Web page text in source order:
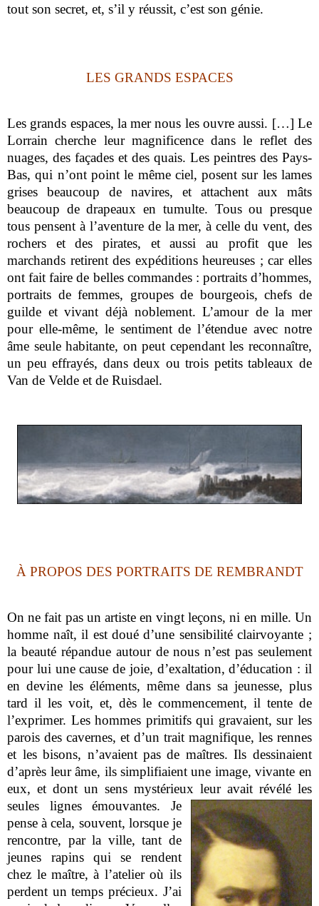
tout son secret, et, s’il y réussit, c’est son génie.
LES GRANDS ESPACES
Les grands espaces, la mer nous les ouvre aussi. […] Le
Lorrain cherche leur magnificence dans le reflet des
nuages, des façades et des quais. Les peintres des Pays-
Bas, qui n’ont point le même ciel, posent sur les lames
grises beaucoup de navires, et attachent aux mâts
beaucoup de drapeaux en tumulte. Tous ou presque
tous pensent à l’aventure de la mer, à celle du vent, des
rochers et des pirates, et aussi au profit que les
marchands retirent des expéditions heureuses ; car elles
ont fait faire de belles commandes : portraits d’hommes,
portraits de femmes, groupes de bourgeois, chefs de
guilde et vivant déjà noblement. L’amour de la mer
pour elle-même, le sentiment de l’étendue avec notre
âme seule habitante, on peut cependant les reconnaître,
un peu effrayés, dans deux ou trois petits tableaux de
Van de Velde et de Ruisdael.
À PROPOS DES PORTRAITS DE REMBRANDT
On ne fait pas un artiste en vingt leçons, ni en mille. Un
homme naît, il est doué d’une sensibilité clairvoyante ;
la beauté répandue autour de nous n’est pas seulement
pour lui une cause de joie, d’exaltation, d’éducation : il
en devine les éléments, même dans sa jeunesse, plus
tard il les voit, et, dès le commencement, il tente de
l’exprimer. Les hommes primitifs qui gravaient, sur les
parois des cavernes, et d’un trait magnifique, les rennes
et les bisons, n’avaient pas de maîtres. Ils dessinaient
d’après leur âme, ils simplifiaient une image, vivante en
eux, et dont un sens mystérieux leur avait révélé les
seules lignes émouvantes. Je
pense à cela, souvent, lorsque je
rencontre, par la ville, tant de
jeunes rapins qui se rendent
chez le maître, à l’atelier où ils
perdent un temps précieux. J’ai